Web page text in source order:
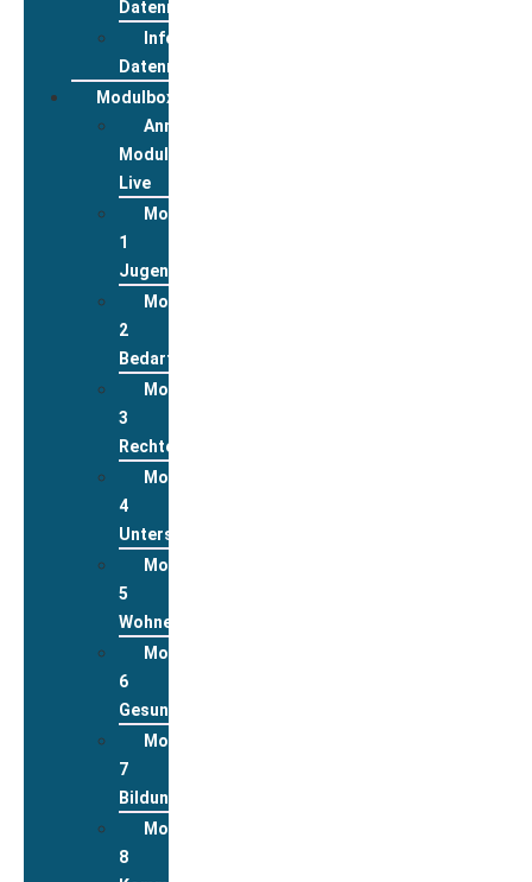
Datenreview
Informationen
Datenreview
Modulbox
Anmeldung
Modulbox
Live
Modul
1
Jugend
Modul
2
Bedarfslagen
Modul
3
Rechte
Modul
4
Unterstützungsleistungen
Modul
5
Wohnen
Modul
6
Gesundheit
Modul
7
Bildung
Modul
8